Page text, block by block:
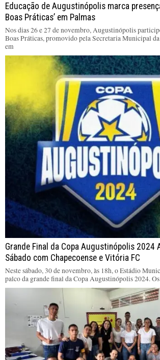
Educação de Augustinópolis marca
Boas Práticas’ em Palmas
Nos dias 26 e 27 de novembro, Augustinópolis
Boas Práticas, promovido pela Secretaria Municipal
em
Grande Final da Copa Augustinópolis 2024
Sábado com Chapecoense e Vitória FC
Neste sábado, 30 de novembro, às 18h, o Estádio
palco da grande final da Copa Augustinópolis 2024. Os